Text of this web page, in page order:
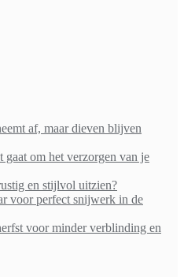
af, maar dieven blijven
gaat om het verzorgen van je
en stijlvol uitzien?
voor perfect snijwerk in de
voor minder verblinding en